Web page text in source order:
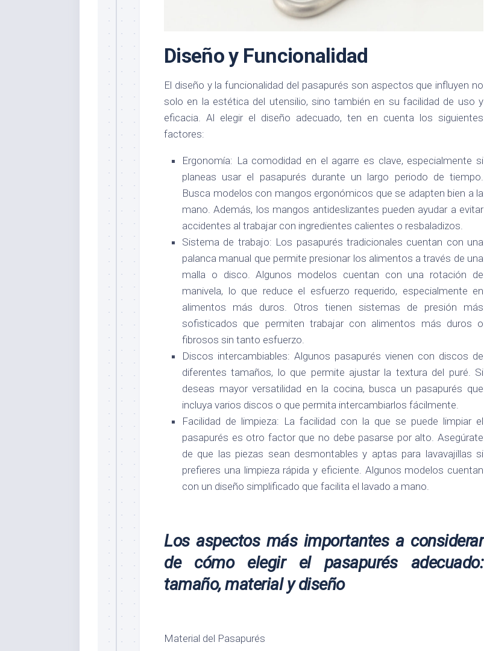
Diseño y Funcionalidad
El diseño y la funcionalidad del pasapurés son aspectos que influyen no
solo en la estética del utensilio, sino también en su facilidad de uso y
eficacia. Al elegir el diseño adecuado, ten en cuenta los siguientes
factores:
Ergonomía: La comodidad en el agarre es clave, especialmente si
planeas usar el pasapurés durante un largo periodo de tiempo.
Busca modelos con mangos ergonómicos que se adapten bien a la
mano. Además, los mangos antideslizantes pueden ayudar a evitar
accidentes al trabajar con ingredientes calientes o resbaladizos.
Sistema de trabajo: Los pasapurés tradicionales cuentan con una
palanca manual que permite presionar los alimentos a través de una
malla o disco. Algunos modelos cuentan con una rotación de
manivela, lo que reduce el esfuerzo requerido, especialmente en
alimentos más duros. Otros tienen sistemas de presión más
sofisticados que permiten trabajar con alimentos más duros o
fibrosos sin tanto esfuerzo.
Discos intercambiables: Algunos pasapurés vienen con discos de
diferentes tamaños, lo que permite ajustar la textura del puré. Si
deseas mayor versatilidad en la cocina, busca un pasapurés que
incluya varios discos o que permita intercambiarlos fácilmente.
Facilidad de limpieza: La facilidad con la que se puede limpiar el
pasapurés es otro factor que no debe pasarse por alto. Asegúrate
de que las piezas sean desmontables y aptas para lavavajillas si
prefieres una limpieza rápida y eficiente. Algunos modelos cuentan
con un diseño simplificado que facilita el lavado a mano.
Los aspectos más importantes a considerar
de cómo elegir el pasapurés adecuado:
tamaño, material y diseño
Material del Pasapurés